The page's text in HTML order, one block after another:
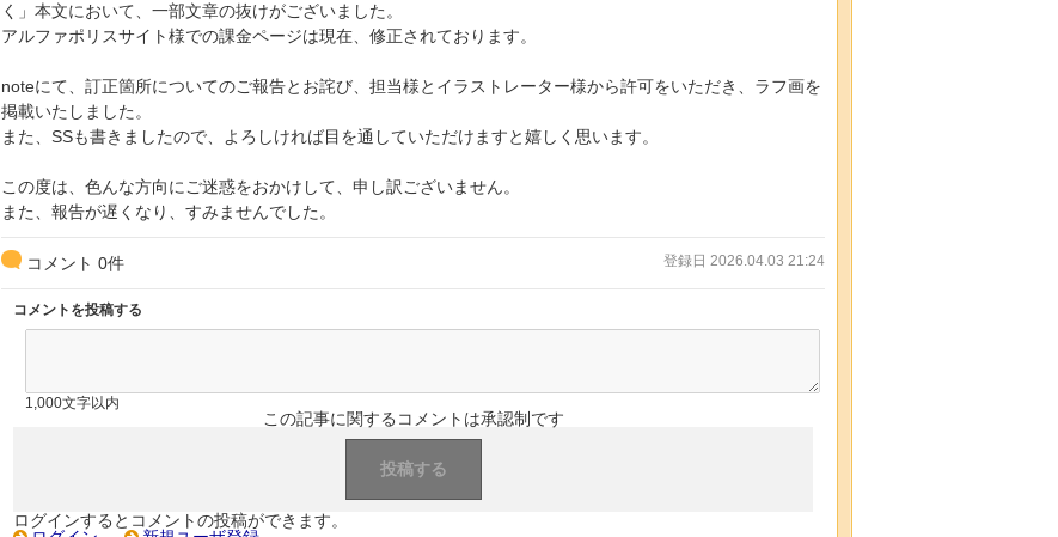
く」本文において、一部文章の抜けがございました。
アルファポリスサイト様での課金ページは現在、修正されております。
noteにて、訂正箇所についてのご報告とお詫び、担当様とイラストレーター様から許可をいただき、ラフ画を
掲載いたしました。
また、SSも書きましたので、よろしければ目を通していただけますと嬉しく思います。
この度は、色んな方向にご迷惑をおかけして、申し訳ございません。
また、報告が遅くなり、すみませんでした。
コメント 0件 登録日 2026.04.03 21:24
コメントを投稿する
1,000文字以内
この記事に関するコメントは承認制です
ログインするとコメントの投稿ができます。